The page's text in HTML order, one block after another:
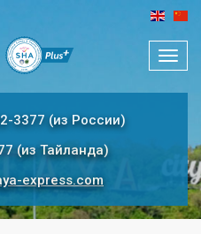
3377 (из России)
(из Тайланда)
express.com